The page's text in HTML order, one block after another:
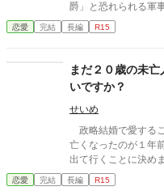
爵」と恐れられる軍
ことになったリリアーナ。 結婚初夜、彼から冷やや
たのは 「君に構う暇はない。愛するつもりもない」 という非情な
う」と心に決めた。 ――はずだったのに。 なぜか翌朝から、スチ
ュワートの様子がお
スや食事は、すべて
心臓を激しく脈打た
の男（たとえ騎士で
な瞳を嫉妬で爛々と輝かせる。 （冷徹で恐
のに……どうしてこんなに過保
る愛と異常な独占欲
かねた彼女が離縁届
恋愛 完結 長編 R15
まだ２０歳の未
いですか？
せいめ
政略結婚で愛する
亡くなったのが１年前。 喪が明け、子供がいない私はこ
出て行くことに決めました。 そんな時でした
仕事があると声を掛
な身分の方の閨指導
恋愛 完結 長編 R15